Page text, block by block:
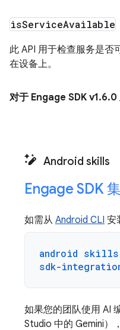
isServiceAvailable
此 API 用于检查服务是否
在设备上。
对于 Engage SDK v1.6.0
Android skills
Engage SDK
如需从 Android CLI 安
android
sdk-
如果您的团队使用 AI
Studio 中的 Gemini）